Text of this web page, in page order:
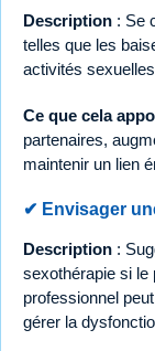
Description : Se
telles que les
activités
Ce que cela
partenaires,
maintenir un lien
✔ Envisager
Description :
sexothérapie si le
professionnel
gérer la